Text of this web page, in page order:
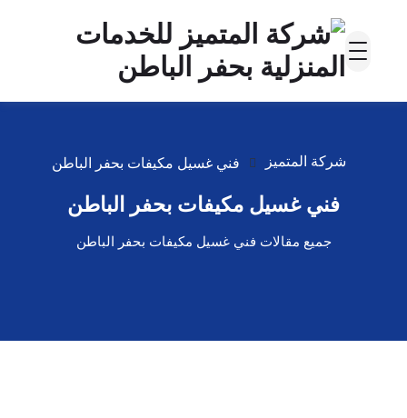
شركة المتميز فني غسيل مكيفات بحفر الباطن
فني غسيل مكيفات بحفر الباطن
جميع مقالات فني غسيل مكيفات بحفر الباطن